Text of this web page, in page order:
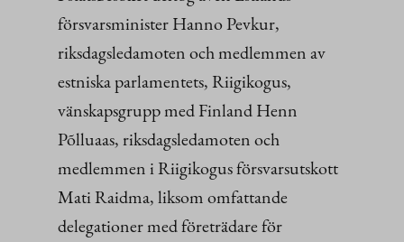
försvarsminister Hanno Pevkur,
riksdagsledamoten och medlemmen av
estniska parlamentets, Riigikogus,
vänskapsgrupp med Finland Henn
Põlluaas, riksdagsledamoten och
medlemmen i Riigikogus försvarsutskott
Mati Raidma, liksom omfattande
delegationer med företrädare för